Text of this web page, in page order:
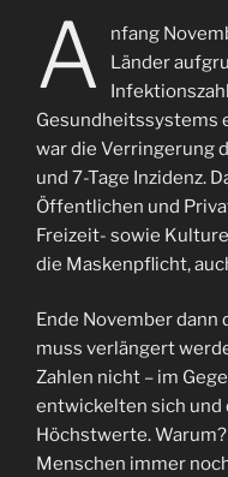
A
nfang
Länder
Gesundheitssystems
war die Verringerung
und 7-Tage Inzidenz.
Öffentlichen und
Freizeit- sowie
die Maskenpflicht,
Ende November dann
muss verlängert
Zahlen nicht – im
entwickelten sich und
Höchstwerte.
Menschen immer